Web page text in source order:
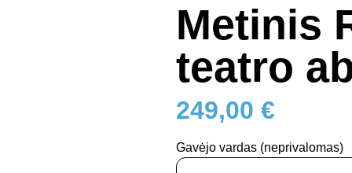
Metinis
teatro
249,00 €
Gavėjo vardas (neprivalomas)